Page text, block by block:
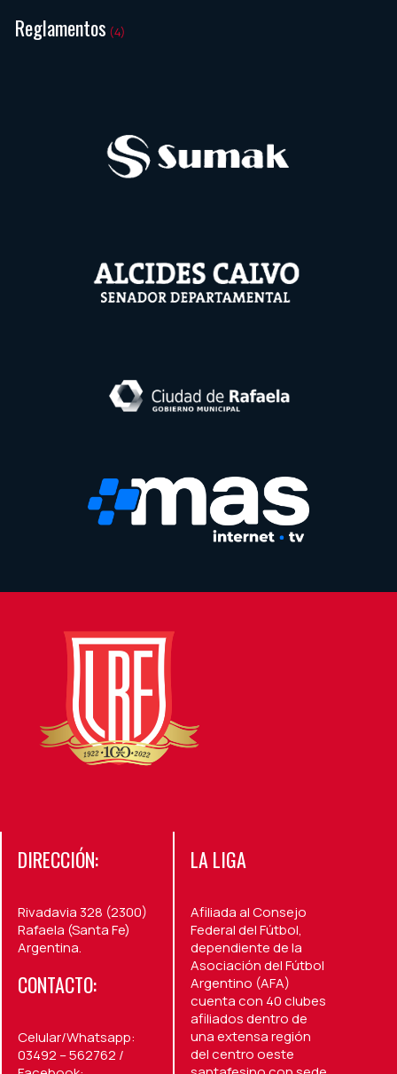
Reglamentos (4)
DIRECCIÓN:
Rivadavia 328 (2300)
Rafaela (Santa Fe)
Argentina.
CONTACTO:
Celular/Whatsapp:
03492 – 562762 /
LA LIGA
Afiliada al Consejo
Federal del Fútbol,
dependiente de la
Asociación del Fútbol
Argentino (AFA)
cuenta con 40 clubes
afiliados dentro de
una extensa región
del centro oeste